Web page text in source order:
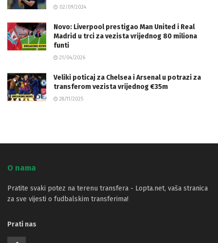
02/09/2024
Novo: Liverpool prestigao Man United i Real
Madrid u trci za vezista vrijednog 80 miliona
funti
21/04/2026
Veliki poticaj za Chelsea i Arsenal u potrazi za
transferom vezista vrijednog €35m
28/11/2025
O nama
Pratite svaki potez na terenu transfera - Lopta.net, vaša stranica
za sve vijesti o fudbalskim transferima!
Prati nas